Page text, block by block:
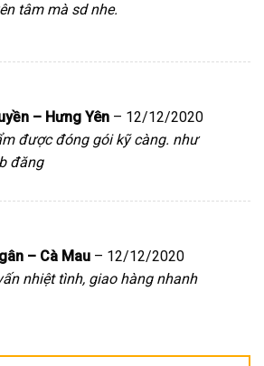
tâm mà sd nhe.
– Hưng Yên – 12/12/2020
được đóng gói kỹ càng. như
đăng
– Cà Mau – 12/12/2020
nhiệt tình, giao hàng nhanh